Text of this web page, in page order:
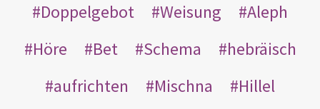
Doppelgebot
Weisung
Aleph
Höre
Bet Schema
hebräisch
aufrichten
Mischna
Hillel